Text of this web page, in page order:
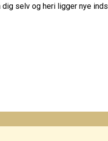
selv og heri ligger nye